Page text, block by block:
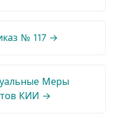
№ 117 →
Меры
КИИ →